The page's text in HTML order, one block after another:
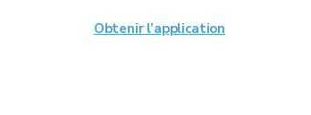
Obtenir l’application